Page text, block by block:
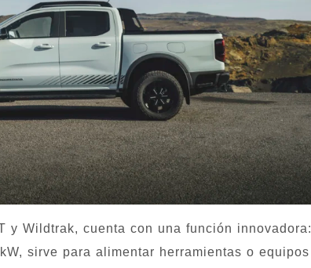
y Wildtrak, cuenta con una función innovadora:
sirve para alimentar herramientas o equipos